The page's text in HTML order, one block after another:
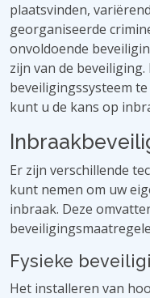
plaatsvinden,
georganiseerde
onvoldoende
zijn van de
beveiligingssysteem
kunt u de kans op
Er zijn verschillende
kunt nemen om uw
inbraak. Deze
Fysieke
Het installeren van